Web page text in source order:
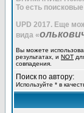
То есть
UPD 2017. Еще
вида «
Вы можете
результатах, и NOT
совпадения.
Поиск по автору:
Используйте * в